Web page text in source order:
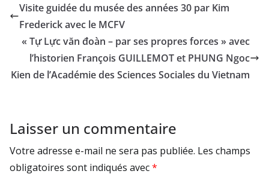
Visite guidée du musée des années 30 par Kim
Frederick avec le MCFV
« Tự Lực văn đoàn – par ses propres forces » avec
l’historien François GUILLEMOT et PHUNG Ngoc
Kien de l’Académie des Sciences Sociales du Vietnam
Laisser un commentaire
Votre adresse e-mail ne sera pas publiée. Les champs
obligatoires sont indiqués avec*